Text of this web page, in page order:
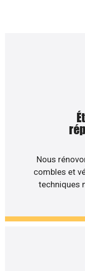
Nous
combles et
techniques